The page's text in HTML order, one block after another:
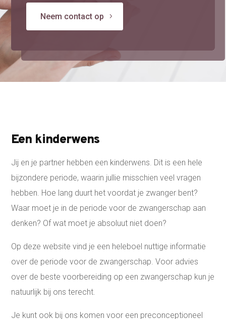
Neem contact op
Een kinderwens
Jij en je partner hebben een kinderwens. Dit is een hele
bijzondere periode, waarin jullie misschien veel vragen
hebben. Hoe lang duurt het voordat je zwanger bent?
Waar moet je in de periode voor de zwangerschap aan
denken? Of wat moet je absoluut niet doen?
Op deze website vind je een heleboel nuttige informatie
over de periode voor de zwangerschap. Voor advies
over de beste voorbereiding op een zwangerschap kun je
natuurlijk bij ons terecht.
Je kunt ook bij ons komen voor een preconceptioneel